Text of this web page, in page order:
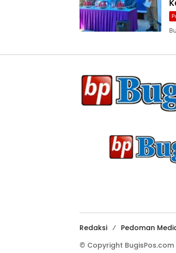
Redaksi Pedoman
© Copyright BugisPos.com